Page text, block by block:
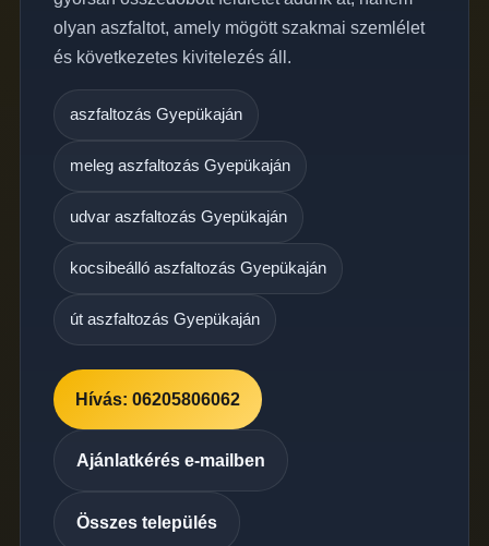
olyan aszfaltot, amely mögött szakmai szemlélet
és következetes kivitelezés áll.
aszfaltozás Gyepükaján
meleg aszfaltozás Gyepükaján
udvar aszfaltozás Gyepükaján
kocsibeálló aszfaltozás Gyepükaján
út aszfaltozás Gyepükaján
Hívás: 06205806062
Ajánlatkérés e-mailben
Összes település